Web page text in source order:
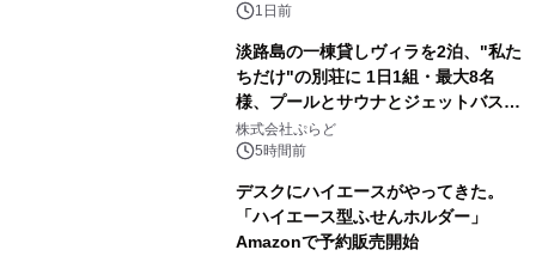
ボグッズも発売決定！
1日前
淡路島の一棟貸しヴィラを2泊、"私た
ちだけ"の別荘に 1日1組・最大8名
様、プールとサウナとジェットバス付
きで Villa Mon Temps AWAJIの連泊
素泊りプラン
株式会社ぷらど
5時間前
デスクにハイエースがやってきた。
「ハイエース型ふせんホルダー」
Amazonで予約販売開始